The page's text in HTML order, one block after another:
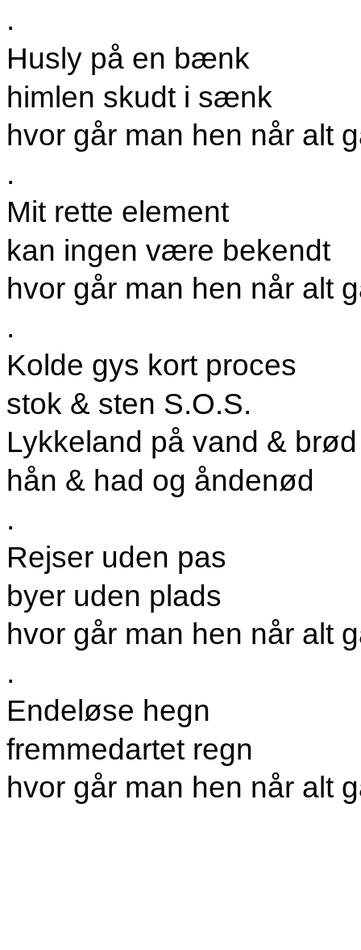
.
Husly på en bænk
himlen skudt i sænk
hvor går man hen når alt
.
Mit rette element
kan ingen være bekendt
hvor går man hen når alt
.
Kolde gys kort proces
stok & sten S.O.S.
Lykkeland på vand & brød
hån & had og åndenød
.
Rejser uden pas
byer uden plads
hvor går man hen når alt
.
Endeløse hegn
fremmedartet regn
hvor går man hen når alt